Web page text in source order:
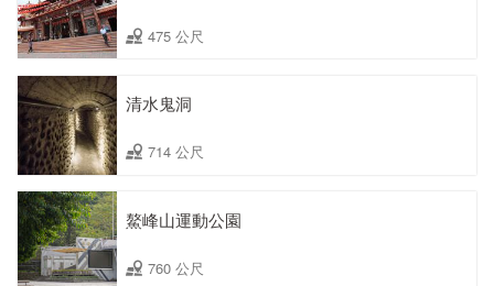
475 公尺
清水鬼洞
714 公尺
鰲峰山運動公園
760 公尺